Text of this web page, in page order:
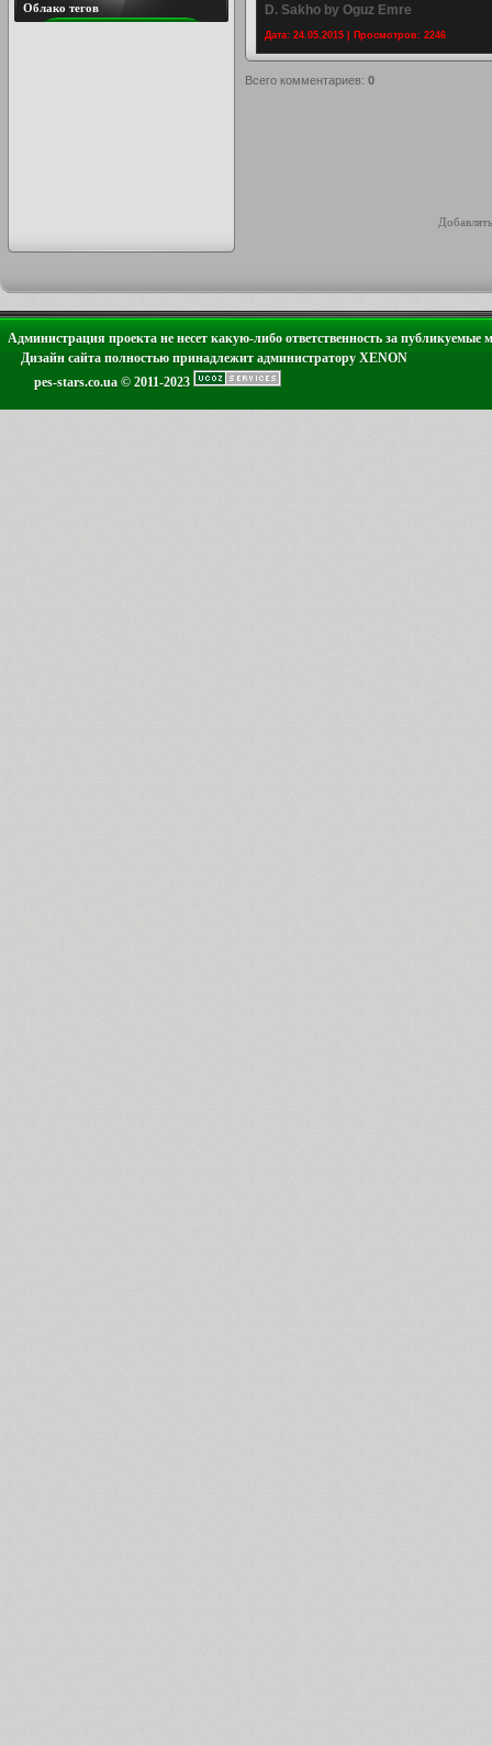
D. Sakho by Oguz Emre
Дата: 24.05.2015 | Просмотров: 2246
Всего комментариев: 0
Облако тегов
Администрация проекта не несет какую-либо ответственность за публикуемые
Дизайн сайта полностью принадлежит администратору XENON
pes-stars.co.ua © 2011-2023